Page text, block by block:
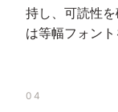
持し、可読性
は等幅フォン
04